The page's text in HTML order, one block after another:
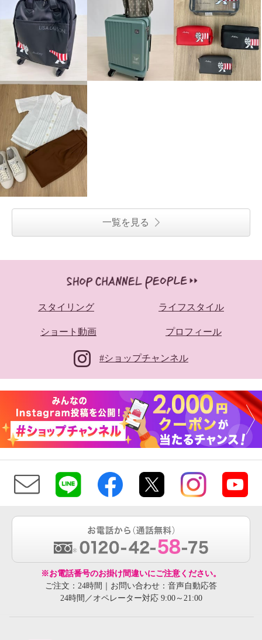
一覧を見る
スタイリング ライフスタイル
ショート動画 プロフィール
#ショップチャンネル
※お電話番号のお掛け間違いにご注意ください。
ご注文：24時間｜お問い合わせ：音声自動応答
24時間／オペレーター対応 9:00～21:00